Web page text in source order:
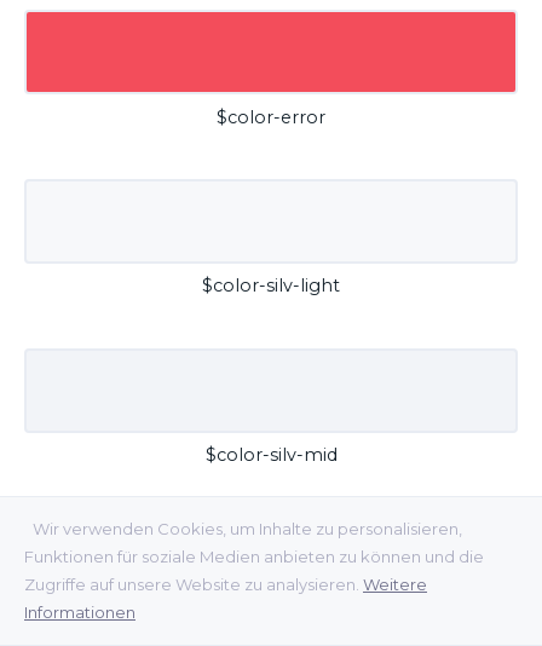
Wir verwenden Cookies, um Inhalte zu personalisieren,
Funktionen für soziale Medien anbieten zu können und die
Zugriffe auf unsere Website zu analysieren. Weitere
Informationen
$color-error
$color-silv-light
$color-silv-mid